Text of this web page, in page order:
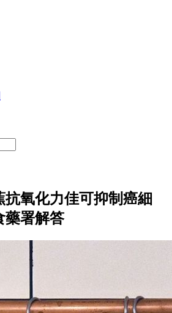
抗氧化力佳可抑制癌細
藥署解答